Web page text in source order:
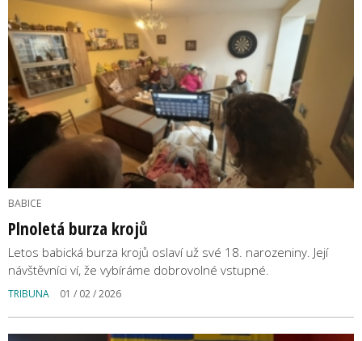
BABICE
Plnoletá burza krojů
Letos babická burza krojů oslaví už své 18. narozeniny. Její
návštěvníci ví, že vybíráme dobrovolné vstupné.
TRIBUNA 01 / 02 / 2026